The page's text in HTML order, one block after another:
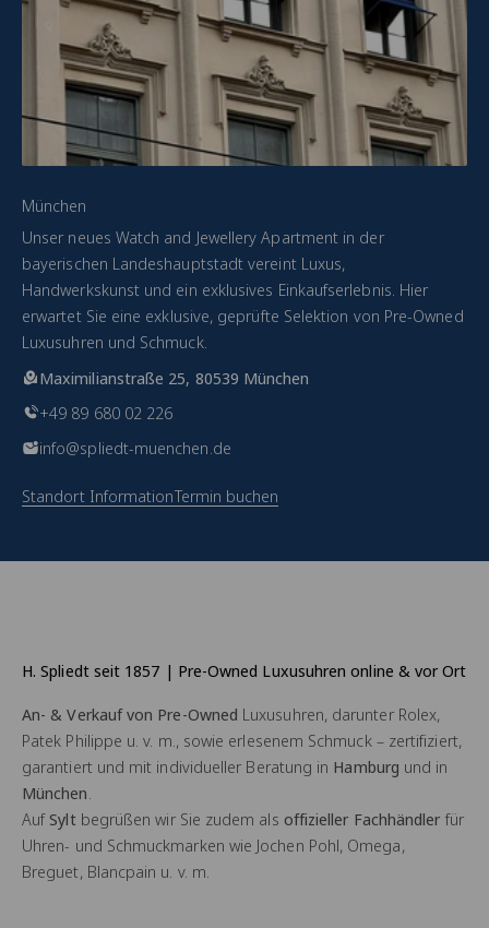
München
Unser neues Watch and Jewellery Apartment in der
bayerischen Landeshauptstadt vereint Luxus,
Handwerkskunst und ein exklusives Einkaufserlebnis. Hier
erwartet Sie eine exklusive, geprüfte Selektion von Pre-Owned
Luxusuhren und Schmuck.
Maximilianstraße 25, 80539 München
+49 89 680 02 226
info@spliedt-muenchen.de
Standort InformationTermin buchen
H. Spliedt seit 1857 | Pre-Owned Luxusuhren online & vor Ort
An- & Verkauf von Pre-Owned Luxusuhren, darunter Rolex,
Patek Philippe u. v. m., sowie erlesenem Schmuck – zertifiziert,
garantiert und mit individueller Beratung in Hamburg und in
München
AufSyltbegrüßen wir Sie zudem als offizieller Fachhändler für
Uhren- und Schmuckmarken wie Jochen Pohl, Omega,
Breguet, Blancpain u. v. m.